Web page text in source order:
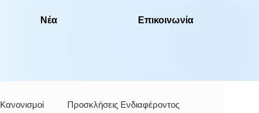
Νέα Επικοινωνία
Κανονισμοί Προσκλήσεις Ενδιαφέροντος